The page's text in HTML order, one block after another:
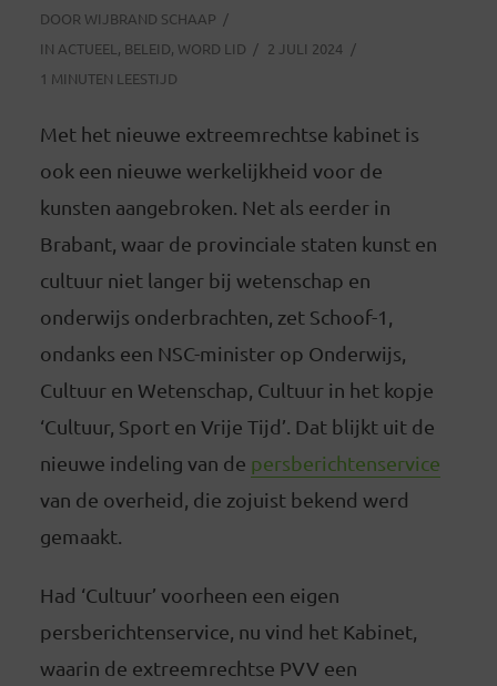
DOOR WIJBRAND SCHAAP
IN ACTUEEL , BELEID, WORD LID
2 JULI 2024
1 MINUTEN LEESTIJD
Met het nieuwe extreemrechtse kabinet is
ook een nieuwe werkelijkheid voor de
kunsten aangebroken. Net als eerder in
Brabant, waar de provinciale staten kunst en
cultuur niet langer bij wetenschap en
onderwijs onderbrachten, zet Schoof-1,
ondanks een NSC-minister op Onderwijs,
Cultuur en Wetenschap, Cultuur in het kopje
‘Cultuur, Sport en Vrije Tijd’. Dat blijkt uit de
nieuwe indeling van de persberichtenservice
van de overheid, die zojuist bekend werd
gemaakt.
Had ‘Cultuur’ voorheen een eigen
persberichtenservice, nu vind het Kabinet,
waarin de extreemrechtse PVV een